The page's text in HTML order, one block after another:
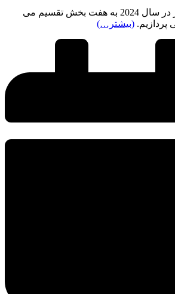
چالش های بانکداری باز در سال 2024 به هفت بخش تقسیم می
پردازیم. (بیشتر…)